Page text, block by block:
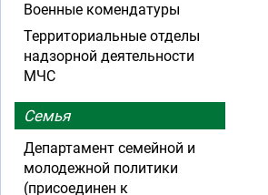
Военные комендатуры
Территориальные отделы
надзорной деятельности
МЧС
Семья
Департамент семейной и
молодежной политики
(присоединен к